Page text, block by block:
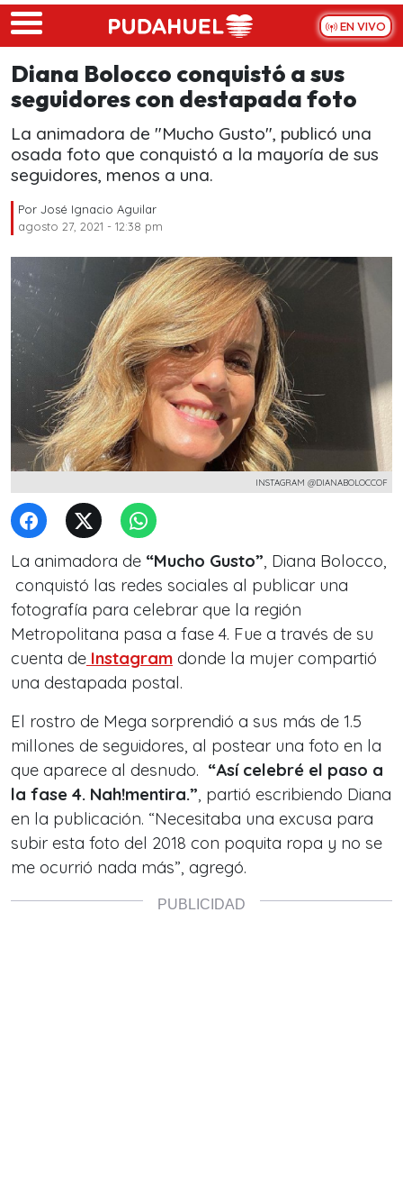
Skip to main content
EN VIVO
Diana Bolocco conquistó a sus
seguidores con destapada foto
La animadora de "Mucho Gusto", publicó una
osada foto que conquistó a la mayoría de sus
seguidores, menos a una.
Por José Ignacio Aguilar
agosto 27, 2021 - 12:38 pm
INSTAGRAM @DIANABOLOCCOF
La animadora de “Mucho Gusto”, Diana Bolocco,
conquistó las redes sociales al publicar una
fotografía para celebrar que la región
Metropolitana pasa a fase 4. Fue a través de su
cuenta de Instagram donde la mujer compartió
una destapada postal.
El rostro de Mega sorprendió a sus más de 1.5
millones de seguidores, al postear una foto en la
que aparece al desnudo. “Así celebré el paso a
la fase 4. Nah!mentira.”, partió escribiendo Diana
en la publicación. “Necesitaba una excusa para
subir esta foto del 2018 con poquita ropa y no se
me ocurrió nada más”, agregó.